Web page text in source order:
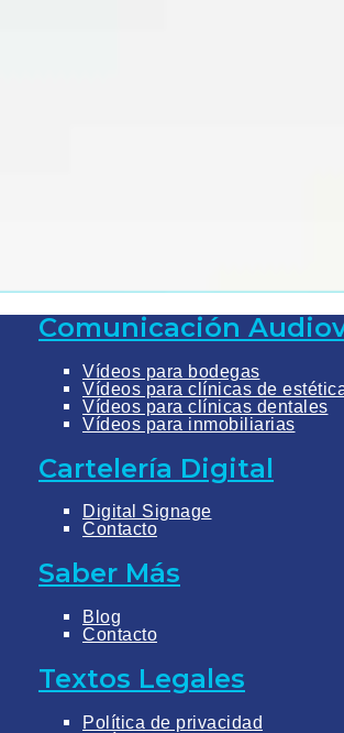
Comunicación
Vídeos para bodegas
Vídeos para clínicas de
Vídeos para clínicas dentales
Vídeos para inmobiliarias
Cartelería Digital
Digital Signage
Contacto
Saber Más
Blog
Contacto
Textos Legales
Política de privacidad